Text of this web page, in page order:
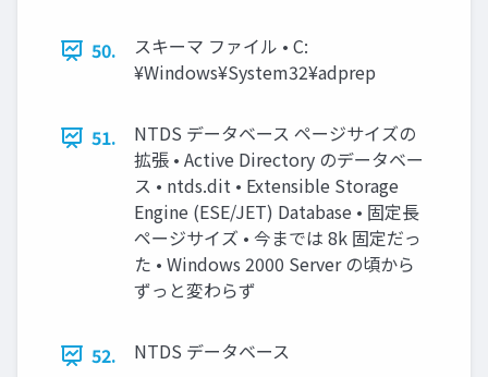
50.
スキーマ ファイル • C:
¥Windows¥System32¥adprep
51.
NTDS データベース ページサイズの
拡張 • Active Directory のデータベー
ス • ntds.dit • Extensible Storage
Engine (ESE/JET) Database • 固定長
ページサイズ • 今までは 8k 固定だっ
た • Windows 2000 Server の頃から
ずっと変わらず
52. NTDS データベース